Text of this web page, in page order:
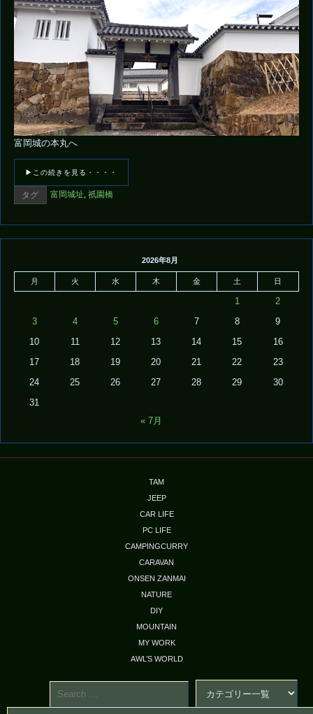
富岡城の本丸へ
▶この続きを見る・・・・
タグ 富岡城址, 祇園橋
2026年8月
月 火 水 木 金 土 日
1 2
3 4 5 6 7 8 9
10 11 12 13 14 15 16
17 18 19 20 21 22 23
24 25 26 27 28 29 30
31
« 7月
TAM
JEEP
CAR LIFE
PC LIFE
CAMPINGCURRY
CARAVAN
ONSEN ZANMAI
NATURE
DIY
MOUNTAIN
MY WORK
AWL’S WORLD